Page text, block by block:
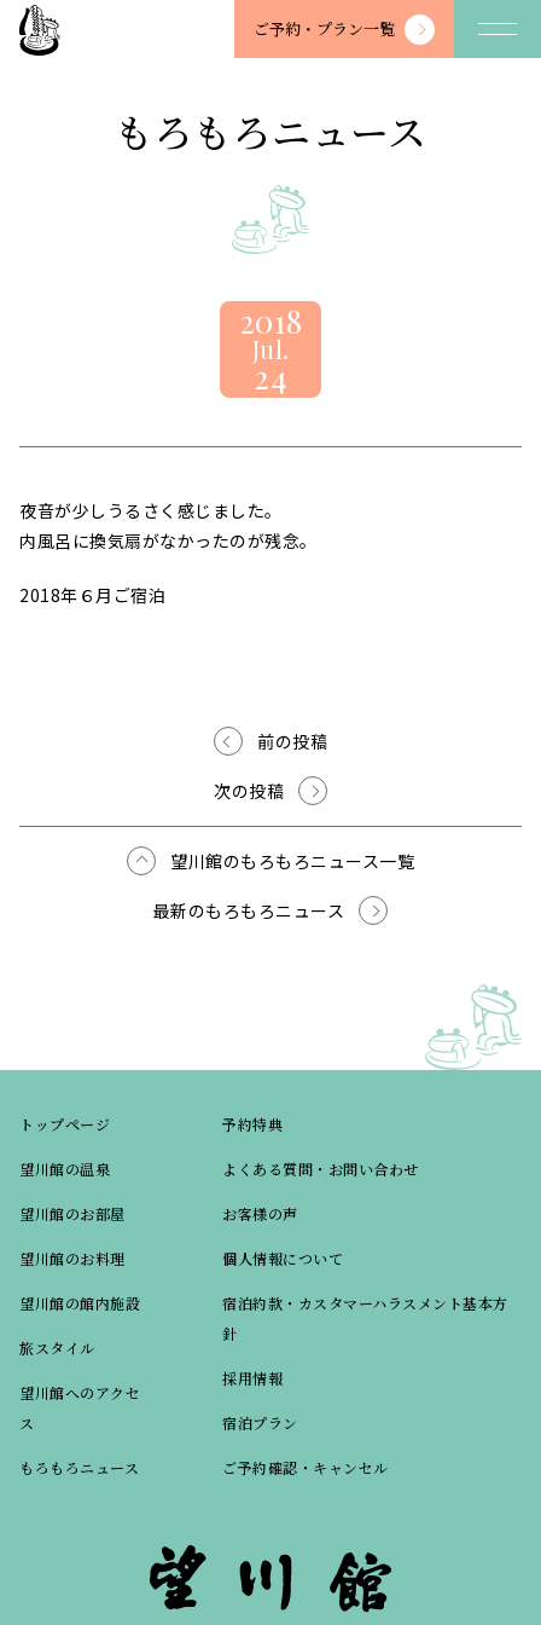
望
川
ご予約・ プラン一覧
もろもろニュース
2018
Jul.
24
夜音が少しうるさく感じました。
内風呂に換気扇がなかったのが残念。
2018年６月ご宿泊
前の投稿
次の投稿
望川館のもろもろニュース一覧
最新のもろもろニュース
トップページ
望川館の温泉
望川館のお部屋
望川館のお料理
望川館の館内施設
旅スタイル
望川館へのアクセ
ス
もろもろニュース
予約特典
よくある質問・お問い合わせ
お客様の声
個人情報について
宿泊約款・カスタマーハラスメント基本方
針
採用情報
宿泊プラン
ご予約確認・キャンセル